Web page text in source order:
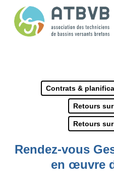
Contrats &
Retours
Retours
Rendez-vous
en œuvre
Panneau de gestion des